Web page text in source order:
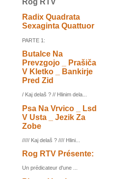
Rog RTV
Radix Quadrata
Sexaginta Quattuor
PARTE 1:
Butalce Na
Prevzgojo _ Prašiča
V Kletko _ Bankirje
Pred Zid
/ Kaj delaš ? // Hlinim dela...
Psa Na Vrvico _ Lsd
V Usta _ Jezik Za
Zobe
///// Kaj delaš ? //// Hlini...
Rog RTV Présente:
Un prédicateur d'une ...